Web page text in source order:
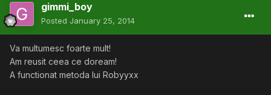
gimmi_boy
Posted January 25, 2014
Va multumesc foarte mult!
Am reusit ceea ce doream!
A functionat metoda lui Robyyxx